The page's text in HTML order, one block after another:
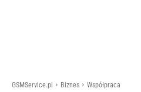
GSMService.pl Biznes Współpraca